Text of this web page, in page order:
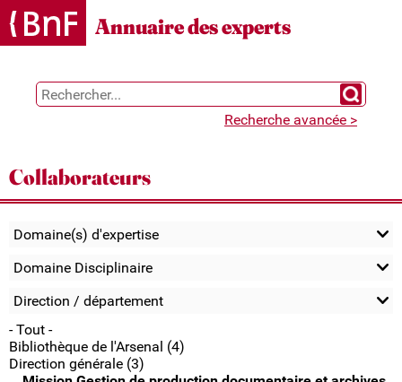
Gestion des cookies
Annuaire des experts
Chercher
Recherche avancée >
Collaborateurs
Domaine(s) d'expertise
Domaine Disciplinaire
Direction / département
- Tout -
Bibliothèque de l'Arsenal (4)
Direction générale (3)